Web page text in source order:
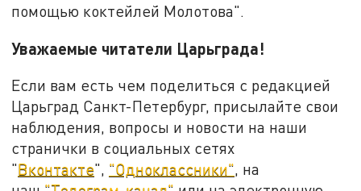
помощью коктейлей Молотова".
Уважаемые читатели Царьграда!
Если вам есть чем поделиться с редакцией
Царьград Санкт-Петербург, присылайте свои
наблюдения, вопросы и новости на наши
странички в социальных сетях
"Вконтакте", "Одноклассники", на